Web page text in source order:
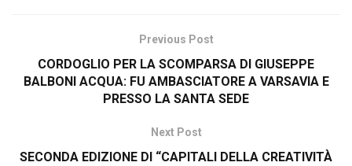
Previous Post
CORDOGLIO PER LA SCOMPARSA DI GIUSEPPE
BALBONI ACQUA: FU AMBASCIATORE A VARSAVIA E
PRESSO LA SANTA SEDE
Next Post
SECONDA EDIZIONE DI “CAPITALI DELLA CREATIVITÀ